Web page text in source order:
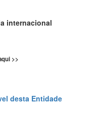
internacional
>>
desta Entidade